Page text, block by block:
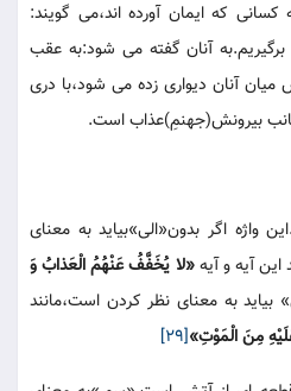
که ایمان آورده اند،می گویند:
برگیریم.به آنان گفته می شود:به عقب
میان آنان دیواری زده می شود،با دری
بیرونش(جهنمِ)عذاب است.
واژه اگر بدون«الی»بیاید به معنای
آیه و آیه«لا یُخَفَّفُ عَنْهُمُ الْعَذابُ وَ
بیاید به معنای نظر کردن است،مانند
مِنَ الْمَوْتِ»[29]